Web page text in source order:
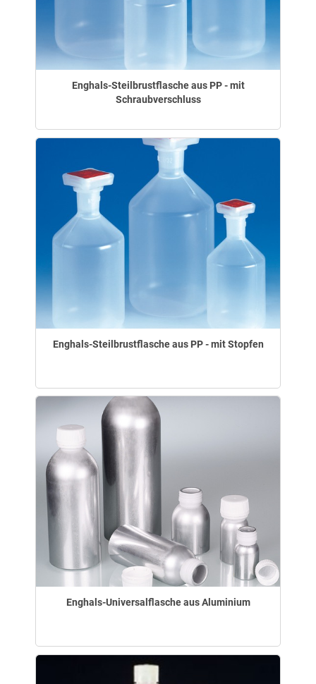
Enghals-Steilbrustflasche aus PP - mit
Schraubverschluss
Enghals-Steilbrustflasche aus PP - mit Stopfen
Enghals-Universalflasche aus Aluminium